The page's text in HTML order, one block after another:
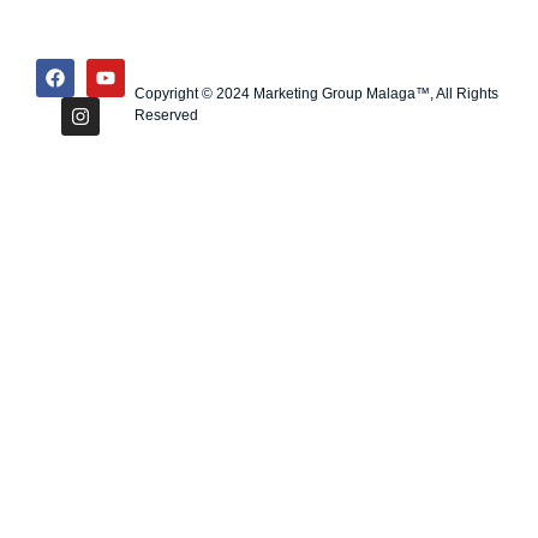
Copyright © 2024 Marketing Group Malaga™, All Rights
Reserved